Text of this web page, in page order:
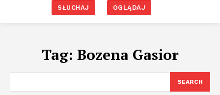
SŁUCHAJ OGLĄDAJ
Tag: Bozena Gasior
SEARCH